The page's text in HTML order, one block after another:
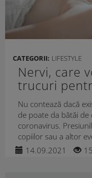
CATEGORII: LIFESTYLE
Nervi, care
trucuri
relaxați
Nu contează dacă
de poate da bătăi
coronavirus.
copiilor sau a altor
14.09.2021